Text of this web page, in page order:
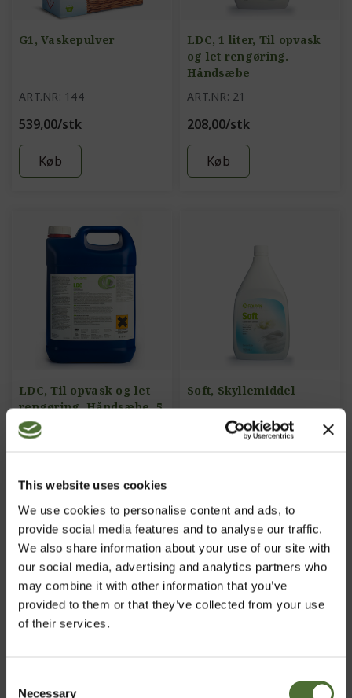
This website uses cookies
We use cookies to personalise content and ads, to
provide social media features and to analyse our traffic.
We also share information about your use of our site with
our social media, advertising and analytics partners who
may combine it with other information that you’ve
provided to them or that they’ve collected from your use
of their services.
Necessary
G1, Vaskepulver
ART.NR: 144
539,00/stk
Køb
LDC, 1 liter, Til opvask
og let rengøring.
Håndsæbe
ART.NR: 21
208,00/stk
Køb
LDC, Til opvask og let
rengøring. Håndsæbe, 5
liter
Køb
Soft, Skyllemiddel
Køb